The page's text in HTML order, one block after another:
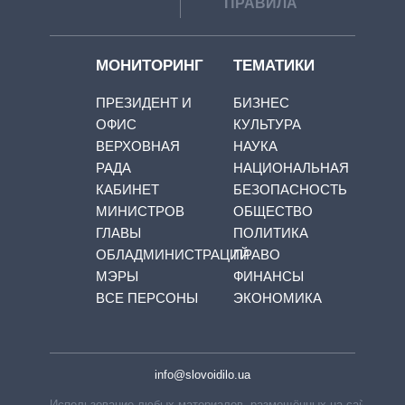
МОНИТОРИНГ
ПРЕЗИДЕНТ И
ОФИС
ВЕРХОВНАЯ
РАДА
КАБИНЕТ
МИНИСТРОВ
ГЛАВЫ
ОБЛАДМИНИСТРАЦИЙ
МЭРЫ
ВСЕ ПЕРСОНЫ
ТЕМАТИКИ
БИЗНЕС
КУЛЬТУРА
НАУКА
НАЦИОНАЛЬНАЯ
БЕЗОПАСНОСТЬ
ОБЩЕСТВО
ПОЛИТИКА
ПРАВО
ФИНАНСЫ
ЭКОНОМИКА
info@slovoidilo.ua